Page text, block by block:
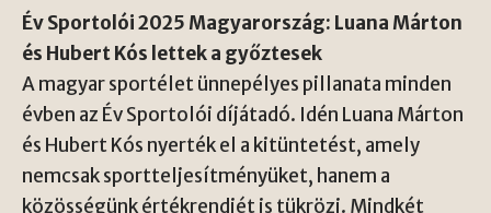
Év Sportolói 2025 Magyarország: Luana Márton
és Hubert Kós lettek a győztesek
A magyar sportélet ünnepélyes pillanata minden
évben az Év Sportolói díjátadó. Idén Luana Márton
és Hubert Kós nyerték el a kitüntetést, amely
nemcsak sportteljesítményüket, hanem a
közösségünk értékrendjét is tükrözi. Mindkét